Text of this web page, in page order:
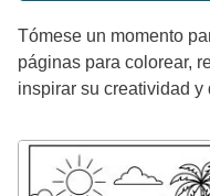
Tómese un momento
páginas para colorear,
inspirar su creatividad